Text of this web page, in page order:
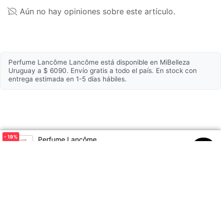
- 19%
Perfume Lancôme
actualizada, para asegurarte que es adecuada para
Fórmula Eau de Parfum
Notas de fondo
Almizcle blanco, vainilla,
pachulí, madera de cedro
Aún no hay opiniones sobre este artículo.
Perfume Lancôme Lancôme está disponible en MiBelleza
Uruguay a $ 6090. Envío gratis a todo el país. En stock con
entrega estimada en 1-5 días hábiles.